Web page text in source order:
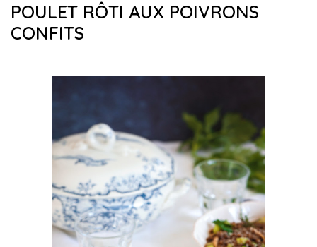
POULET RÔTI AUX POIVRONS
CONFITS